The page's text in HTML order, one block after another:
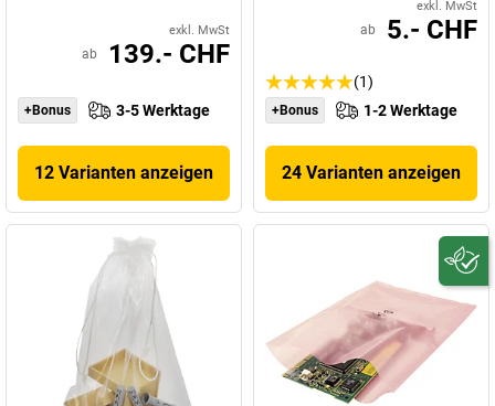
exkl. MwSt
ab 139.- CHF
+Bonus 3-5 Werktage
12 Varianten anzeigen
exkl. MwSt
ab 5.- CHF
(1)
+Bonus 1-2 Werktage
24 Varianten anzeigen